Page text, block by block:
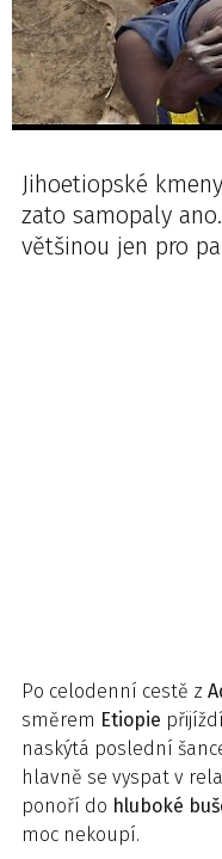
Jihoetiopské
zato samopaly
většinou jen pro
Po celodenní cestě z
směrem Etiopie
naskýtá poslední
hlavně se vyspat v
ponoří do hluboké
moc nekoupí.